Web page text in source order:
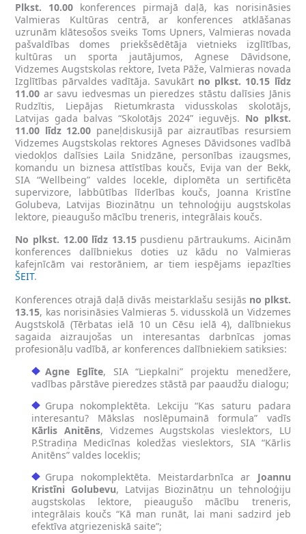
Plkst. 10.00 konferences pirmajā daļā, kas norisināsies
Valmieras Kultūras centrā, ar konferences atklāšanas
uzrunām klātesošos sveiks Toms Upners, Valmieras novada
pašvaldības domes priekšsēdētāja vietnieks izglītības,
kultūras un sporta jautājumos, Agnese Dāvidsone,
Vidzemes Augstskolas rektore, Iveta Pāže, Valmieras novada
Izglītības pārvaldes vadītāja. Savukārt no plkst. 10.15 līdz
11.00 ar savu iedvesmas un pieredzes stāstu dalīsies Jānis
Rudzītis, Liepājas Rietumkrasta vidusskolas skolotājs,
Latvijas gada balvas “Skolotājs 2024” ieguvējs. No plkst.
11.00 līdz 12.00 paneļdiskusijā par aizrautības resursiem
Vidzemes Augstskolas rektores Agneses Dāvidsones vadībā
viedokļos dalīsies Laila Snidzāne, personības izaugsmes,
komandu un biznesa attīstības koučs, Evija van der Bekk,
SIA “Wellbeing” valdes locekle, diplomēta un sertificēta
supervizore, labbūtības līderības koučs, Joanna Kristīne
Golubeva, Latvijas Biozinātņu un tehnoloģiju augstskolas
lektore, pieaugušo mācību treneris, integrālais koučs.
No plkst. 12.00 līdz 13.15pusdienu pārtraukums. Aicinām
konferences dalībniekus doties uz kādu no Valmieras
kafejnīcām vai restorāniem, ar tiem iespējams iepazīties
ŠEIT.
Konferences otrajā daļā divās meistarklašu sesijās no plkst.
13.15, kas norisināsies Valmieras 5. vidusskolā un Vidzemes
Augstskolā (Tērbatas ielā 10 un Cēsu ielā 4), dalībniekus
sagaida aizraujošas un interesantas darbnīcas jomas
profesionāļu vadībā, ar konferences dalībniekiem satiksies:
Agne Eglīte, SIA “Liepkalni” projektu menedžere,
vadības pārstāve pieredzes stāstā par paaudžu dialogu;
Grupa nokomplektēta. Lekciju “Kas saturu padara
interesantu? Mākslas noslēpumainā formula” vadīs
Kārlis Anitēns, Vidzemes Augstskolas vieslektors, LU
P.Stradiņa Medicīnas koledžas vieslektors, SIA “Kārlis
Anitēns” valdes loceklis;
Grupa nokomplektēta. Meistardarbnīca ar Joannu
Kristīni Golubevu, Latvijas Biozinātņu un tehnoloģiju
augstskolas lektore, pieaugušo mācību treneris,
integrālais koučs “Kā man runāt, lai mani sadzird jeb
efektīva atgriezeniskā saite”;